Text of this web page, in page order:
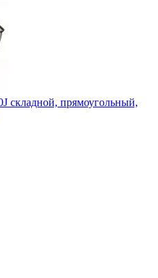
складной, прямоугольный,